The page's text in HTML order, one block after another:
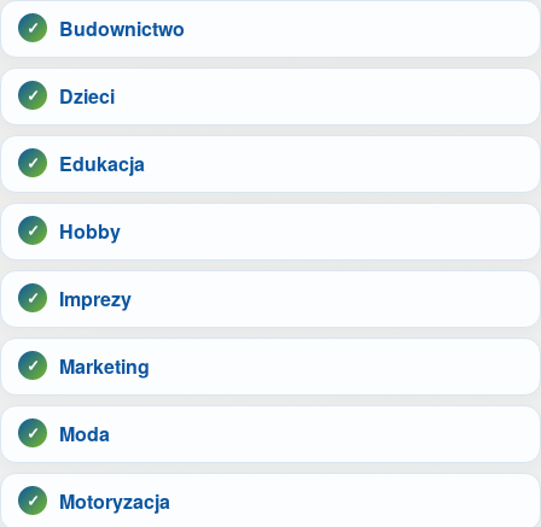
Budownictwo
Dzieci
Edukacja
Hobby
Imprezy
Marketing
Moda
Motoryzacja